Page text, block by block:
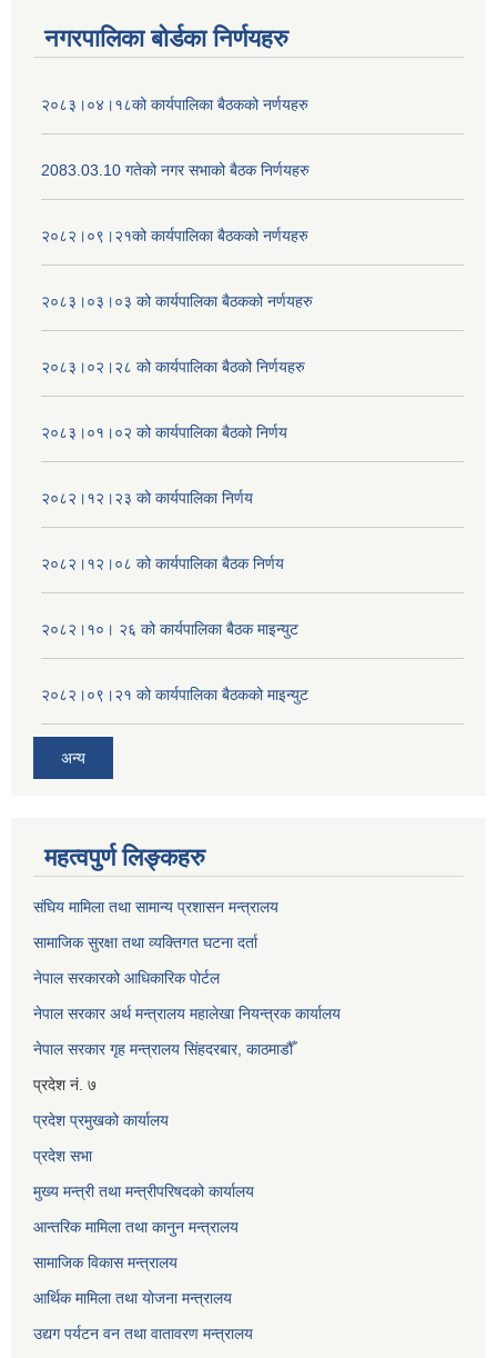
नगरपालिका बोर्डका निर्णयहरु
२०८३।०४।१८को कार्यपालिका बैठकको नर्णयहरु
2083.03.10 गतेको नगर सभाको बैठक निर्णयहरु
२०८२।०९।२१को कार्यपालिका बैठकको नर्णयहरु
२०८३।०३।०३ को कार्यपालिका बैठकको नर्णयहरु
२०८३।०२।२८ को कार्यपालिका बैठको निर्णयहरु
२०८३।०१।०२ को कार्यपालिका बैठको निर्णय
२०८२।१२।२३ को कार्यपालिका निर्णय
२०८२।१२।०८ को कार्यपालिका बैठक निर्णय
२०८२।१०। २६ को कार्यपालिका बैठक माइन्युट
२०८२।०९।२१ को कार्यपालिका बैठकको माइन्युट
अन्य
महत्वपुर्ण लिङ्कहरु
संघिय मामिला तथा सामान्य प्रशासन मन्त्रालय
सामाजिक सुरक्षा तथा व्यक्तिगत घटना दर्ता
नेपाल सरकारको आधिकारिक पोर्टल
नेपाल सरकार अर्थ मन्त्रालय महालेखा नियन्त्रक कार्यालय
नेपाल सरकार गृह मन्त्रालय सिंहदरबार, काठमाडौँ
प्रदेश नं. ७
प्रदेश प्रमुखको कार्यालय
प्रदेश सभा
मुख्य मन्त्री तथा मन्त्रीपरिषदको कार्यालय
आन्तरिक मामिला तथा कानुन मन्त्रालय
सामाजिक विकास मन्त्रालय
आर्थिक मामिला तथा योजना मन्त्रालय
उद्यग पर्यटन वन तथा वातावरण मन्त्रालय